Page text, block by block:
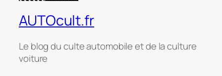
AUTOcult.fr
Le blog du culte automobile et de la culture
voiture